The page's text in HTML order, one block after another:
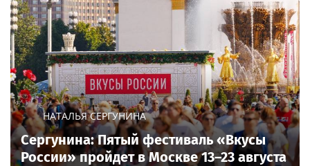
НАТАЛЬЯ СЕРГУНИНА
Сергунина: Пятый фестиваль «Вкусы
России» пройдет в Москве 13–23 августа